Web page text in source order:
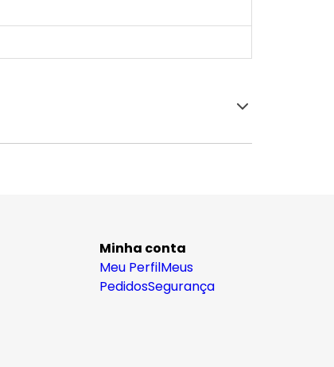
Minha conta
Meu PerfilMeus
PedidosSegurança